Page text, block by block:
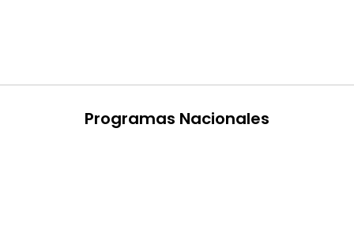
Programas Nacionales